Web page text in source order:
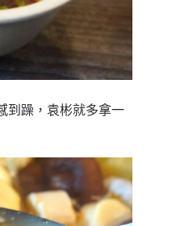
到躁，袁彬就多拿一